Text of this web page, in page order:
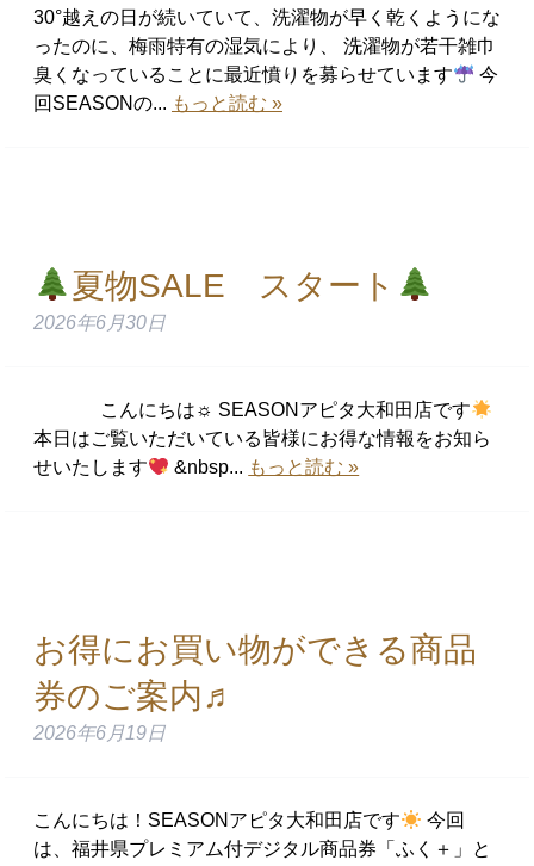
30°越えの日が続いていて、洗濯物が早く乾くようにな
ったのに、梅雨特有の湿気により、 洗濯物が若干雑巾
臭くなっていることに最近憤りを募らせています
今
回SEASONの... もっと読む »
夏物SALE スタート
2026年6月30日
こんにちは☼ SEASONアピタ大和田店です
本日はご覧いただいている皆様にお得な情報をお知ら
せいたします
&nbsp... もっと読む »
お得にお買い物ができる商品
券のご案内♬
2026年6月19日
こんにちは！SEASONアピタ大和田店です
今回
は、福井県プレミアム付デジタル商品券「ふく＋」と